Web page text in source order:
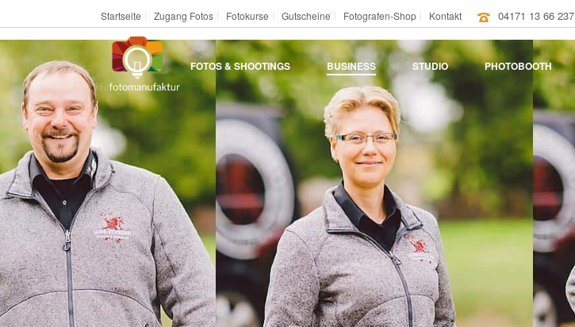
Startseite Zugang Fotos Fotokurse Gutscheine Fotografen-Shop Kontakt 04171 13 66 237
FOTOS & SHOOTINGS BUSINESS STUDIO PHOTOBOOTH